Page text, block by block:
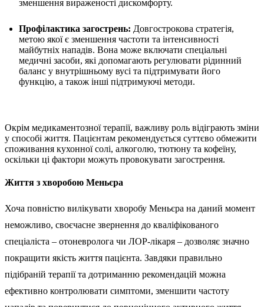
зменшення вираженості дискомфорту.
Профілактика загострень: Довгострокова стратегія,
метою якої є зменшення частоти та інтенсивності
майбутніх нападів. Вона може включати спеціальні
медичні засоби, які допомагають регулювати рідинний
баланс у внутрішньому вусі та підтримувати його
функцію, а також інші підтримуючі методи.
Окрім медикаментозної терапії, важливу роль відіграють зміни
у способі життя. Пацієнтам рекомендується суттєво обмежити
споживання кухонної солі, алкоголю, тютюну та кофеїну,
оскільки ці фактори можуть провокувати загострення.
Життя з хворобою Меньєра
Хоча повністю вилікувати хворобу Меньєра на даний момент
неможливо, своєчасне звернення до кваліфікованого
спеціаліста – отоневролога чи ЛОР-лікаря – дозволяє значно
покращити якість життя пацієнта. Завдяки правильно
підібраній терапії та дотриманню рекомендацій можна
ефективно контролювати симптоми, зменшити частоту